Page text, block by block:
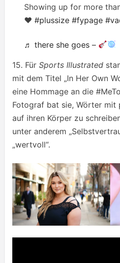
Showing up for more
♥️ #plussize #fypage
♬ there she goes –
15. Für Sports Illustrated
mit dem Titel „In Her Own
eine Hommage an die
Fotograf bat sie, Wörter mit
auf ihren Körper zu
unter anderem
„wertvoll“.